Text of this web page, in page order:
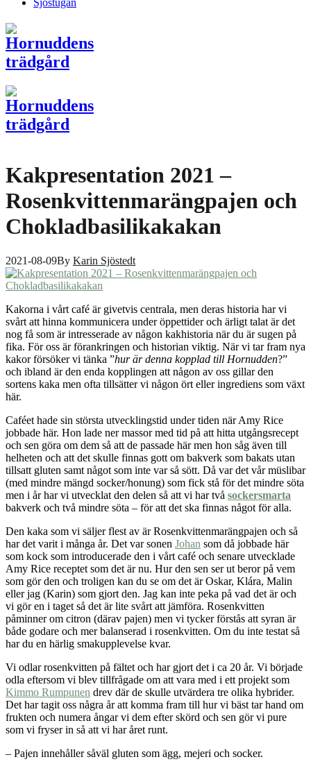
Sjöstugan
Kakpresentation 2021 –
Rosenkvittenmarängpajen och
Chokladbasilikakakan
2021-08-09By Karin Sjöstedt
Kakorna i vårt café är givetvis centrala, men deras historia har vi
svårt att hinna kommunicera under öppettider och ärligt talat är det
nog få som är intresserade av någon kakhistoria när du är sugen på
fika. För oss är förankringen och historian viktig. När vi tar fram nya
kakor försöker vi tänka ”hur är denna kopplad till Hornudden?”
och ibland är den enda kopplingen att någon av oss gillar den
sortens kaka men ofta tillsätter vi någon ört eller ingrediens som växt
här.
Caféet hade sin största utvecklingstid under tiden när Amy Rice
jobbade här. Hon lade ner massor med tid på att hitta utgångsrecept
och sen göra om dem så att de passade här men hon såg även till
helheten och att det skulle finnas gott om bakverk som bakats utan
tillsatt gluten samt något som inte var så sött. Då var det vår müslibar
(med mindre mängd socker/honung) som fick stå för det mindre söta
men i år har vi utvecklat den delen så att vi har två sockersmarta
bakverk och två mindre söta – för att det ska finnas något för alla.
Den kaka som vi säljer flest av är Rosenkvittenmarängpajen och så
har det varit i många år. Det var sonen Johan som då jobbade här
som kock som introducerade den i vårt café och senare utvecklade
Amy Rice receptet som det är nu. Hur den sen ser ut beror på vem
som gör den och troligen kan du se om det är Oskar, Klára, Malin
eller jag (Karin) som gjort den. Jag kan inte peka på vad det är och
vi gör en i taget så det är lite svårt att jämföra. Rosenkvitten
påminner om citron (därav pajen) men vi tycker förstås att syran är
både godare och mer balanserad i rosenkvitten. Om du inte testat så
har du en härlig smakupplevelse kvar.
Vi odlar rosenkvitten på fältet och har gjort det i ca 20 år. Vi började
odla eftersom vi blev tillfrågade om att vara med i ett projekt som
Kimmo Rumpunen drev där de skulle utvärdera tre olika hybrider.
Det har tagit oss några år att komma fram till hur vi bäst tar hand om
frukten och numera ångar vi dem efter skörd och sen gör vi pure
som vi fryser in så att vi har året runt.
– Pajen innehåller såväl gluten som ägg, mejeri och socker.